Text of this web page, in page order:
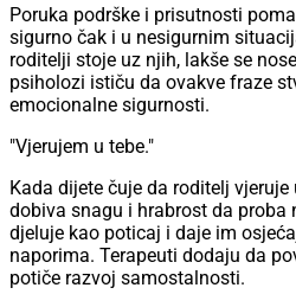
Poruka podrške i prisutnosti
sigurno čak i u nesigurnim
roditelji stoje uz njih, lakše se
psiholozi ističu da ovakve fraze
emocionalne sigurnosti.
"Vjerujem u tebe."
Kada dijete čuje da roditelj
dobiva snagu i hrabrost da proba
djeluje kao poticaj i daje im
naporima. Terapeuti dodaju da
potiče razvoj samostalnosti.